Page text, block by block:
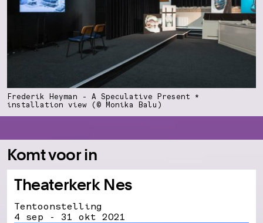
Frederik Heyman - A Speculative Present *
installation view (© Monika Balu)
Komt voor in
Theaterkerk Nes
Tentoonstelling
4 sep - 31 okt 2021